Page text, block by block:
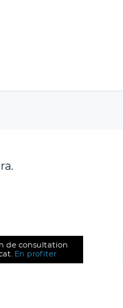
de consultation
En profiter